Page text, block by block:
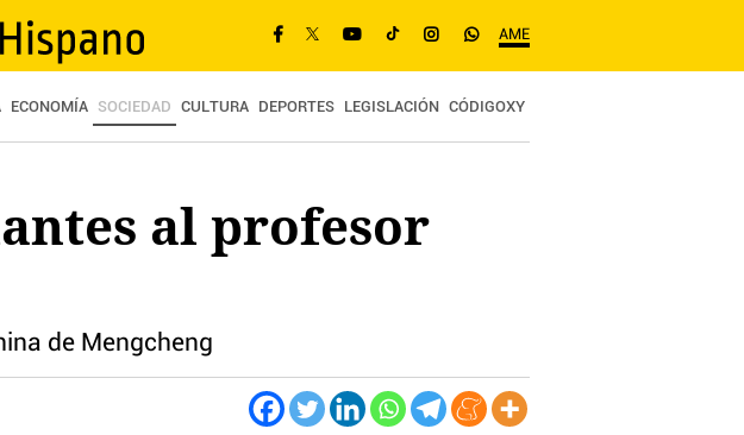
AME
ECONOMÍA SOCIEDAD CULTURA DEPORTES LEGISLACIÓN CÓDIGOXY
al profesor
de Mengcheng